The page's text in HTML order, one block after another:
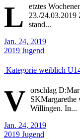
L
etztes
23./24.03.2019
stand...
Jan. 24, 2019
2019 Jugend
Kategorie weiblich
V orschlag
SKMargarethe
Willingen. In...
Jan. 24, 2019
2019 Jugend